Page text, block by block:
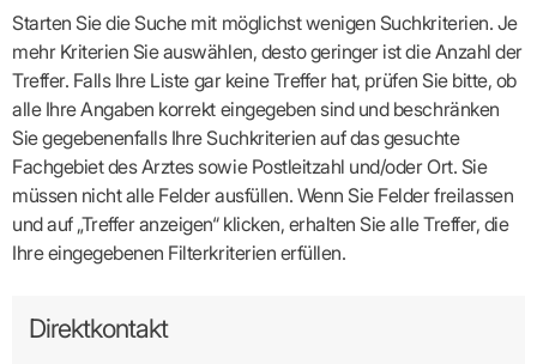
Starten Sie die Suche mit möglichst wenigen Suchkriterien. Je
mehr Kriterien Sie auswählen, desto geringer ist die Anzahl der
Treffer. Falls Ihre Liste gar keine Treffer hat, prüfen Sie bitte, ob
alle Ihre Angaben korrekt eingegeben sind und beschränken
Sie gegebenenfalls Ihre Suchkriterien auf das gesuchte
Fachgebiet des Arztes sowie Postleitzahl und/oder Ort. Sie
müssen nicht alle Felder ausfüllen. Wenn Sie Felder freilassen
und auf „Treffer anzeigen“ klicken, erhalten Sie alle Treffer, die
Ihre eingegebenen Filterkriterien erfüllen.
Direktkontakt